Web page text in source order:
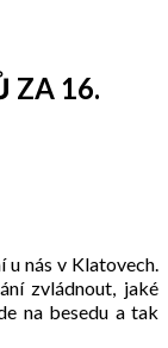
ZA 16.
nás v Klatovech.
zvládnout, jaké
na besedu a tak